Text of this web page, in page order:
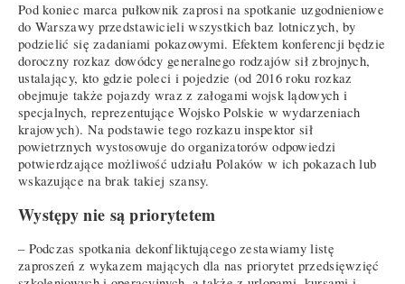
Pod koniec marca pułkownik zaprosi na spotkanie uzgodnieniowe
do Warszawy przedstawicieli wszystkich baz lotniczych, by
podzielić się zadaniami pokazowymi. Efektem konferencji będzie
doroczny rozkaz dowódcy generalnego rodzajów sił zbrojnych,
ustalający, kto gdzie poleci i pojedzie (od 2016 roku rozkaz
obejmuje także pojazdy wraz z załogami wojsk lądowych i
specjalnych, reprezentujące Wojsko Polskie w wydarzeniach
krajowych). Na podstawie tego rozkazu inspektor sił
powietrznych wystosowuje do organizatorów odpowiedzi
potwierdzające możliwość udziału Polaków w ich pokazach lub
wskazujące na brak takiej szansy.
Występy nie są priorytetem
– Podczas spotkania dekonfliktującego zestawiamy listę
zaproszeń z wykazem mających dla nas priorytet przedsięwzięć